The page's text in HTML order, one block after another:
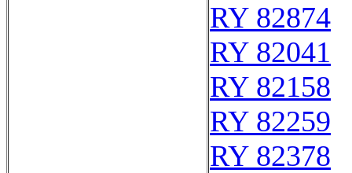
RY 82874
RY 82041
RY 82158
RY 82259
RY 82378